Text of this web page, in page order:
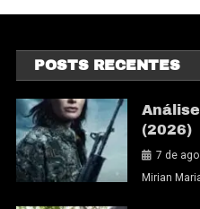
POSTS RECENTES
(2026)
7 de
Mirian